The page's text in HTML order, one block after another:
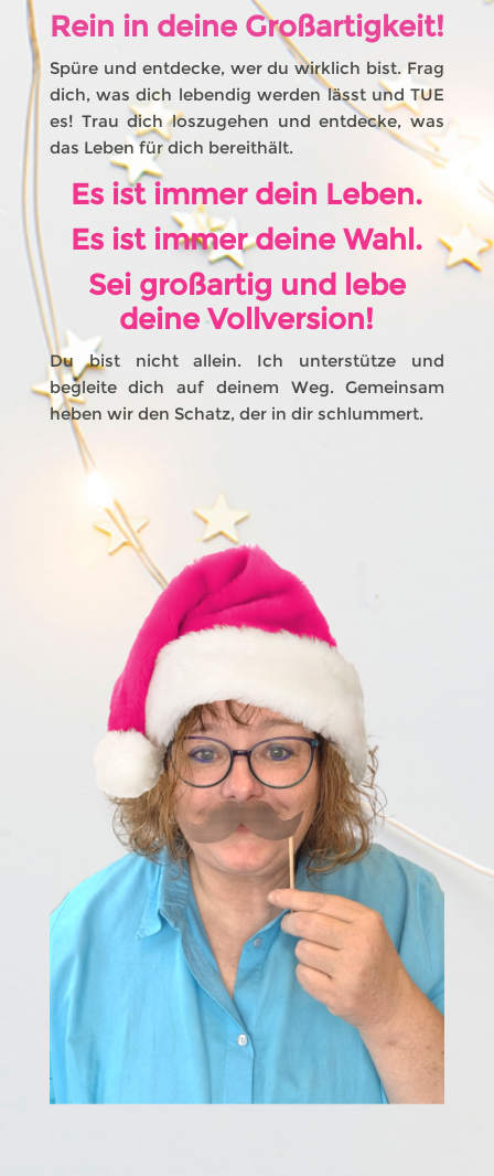
Rein in deine Großartigkeit!
Spüre und entdecke, wer du wirklich bist. Frag
dich, was dich lebendig werden lässt und TUE
es! Trau dich loszugehen und entdecke, was
das Leben für dich bereithält.
Es ist immer dein Leben.
Es ist immer deine Wahl.
Sei großartig und lebe
deine Vollversion!
Du bist nicht allein. Ich unterstütze und
begleite dich auf deinem Weg. Gemeinsam
heben wir den Schatz, der in dir schlummert.